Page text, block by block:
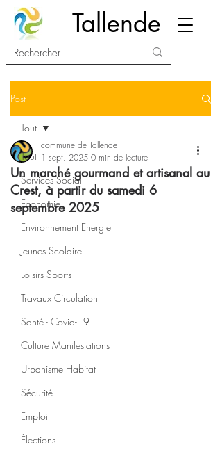
Tallende
Post
Tout
Services Social
Economie
Environnement Energie
Jeunes Scolaire
Loisirs Sports
Travaux Circulation
Santé - Covid-19
Culture Manifestations
Urbanisme Habitat
Sécurité
Emploi
Élections
Tout
Un marché gourmand et artisanal au
Crest, à partir du samedi 6
septembre 2025
commune de Tallende
1 sept. 2025 0 min de lecture